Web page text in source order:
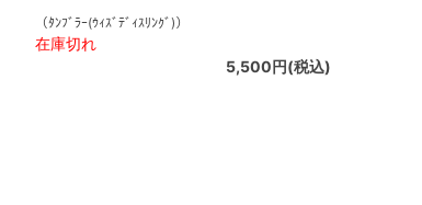
（ﾀﾝﾌﾞﾗｰ(ｳｨｽﾞﾃﾞｨｽﾘﾝｸﾞ)）
在庫切れ
5,500円(税込)